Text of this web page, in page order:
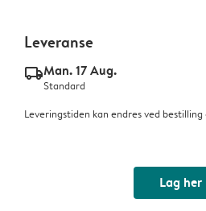
Leveranse
delivery_standard_v2Man. 17 Aug.
Standard
Leveringstiden kan endres ved
Lag her